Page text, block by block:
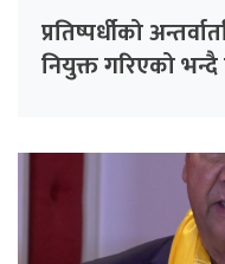
प्रतिष्पर्धीको
नियुक्त गरिएको